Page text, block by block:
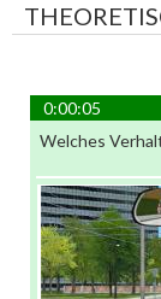
0:00:06
Welches